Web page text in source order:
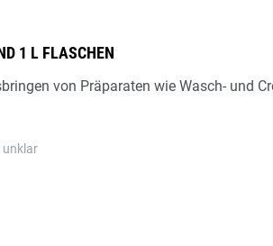
1 L FLASCHEN
von Präparaten wie Wasch- und
unklar